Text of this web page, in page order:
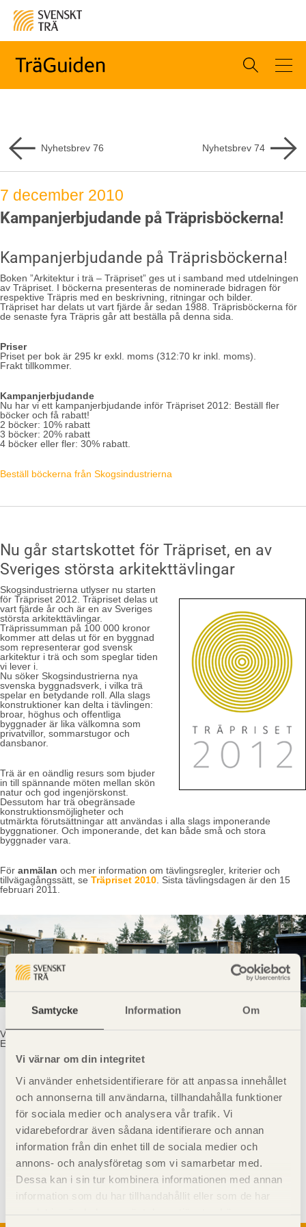
Samtycke Information Om
Vi värnar om din integritet
Vi använder enhetsidentifierare för att anpassa innehållet
och annonserna till användarna, tillhandahålla funktioner
för sociala medier och analysera vår trafik. Vi
vidarebefordrar även sådana identifierare och annan
information från din enhet till de sociala medier och
annons- och analysföretag som vi samarbetar med.
Dessa kan i sin tur kombinera informationen med annan
information som du har tillhandahållit eller som de har
Nyhetsbrev 76 Nyhetsbrev 74
7 december 2010
Kampanjerbjudande på Träprisböckerna!
Kampanjerbjudande på Träprisböckerna!
Boken ”Arkitektur i trä – Träpriset” ges ut i samband med utdelningen
av Träpriset. I böckerna presenteras de nominerade bidragen för
respektive Träpris med en beskrivning, ritningar och bilder.
Träpriset har delats ut vart fjärde år sedan 1988. Träprisböckerna för
de senaste fyra Träpris går att beställa på denna sida.
Priser
Priset per bok är 295 kr exkl. moms (312:70 kr inkl. moms).
Frakt tillkommer.
Kampanjerbjudande
Nu har vi ett kampanjerbjudande inför Träpriset 2012: Beställ fler
böcker och få rabatt!
2 böcker: 10% rabatt
3 böcker: 20% rabatt
4 böcker eller fler: 30% rabatt.
Beställ böckerna från Skogsindustrierna
Nu går startskottet för Träpriset, en av
Sveriges största arkitekttävlingar
Skogsindustrierna utlyser nu starten
för Träpriset 2012. Träpriset delas ut
vart fjärde år och är en av Sveriges
största arkitekttävlingar.
Träprissumman på 100 000 kronor
kommer att delas ut för en byggnad
som representerar god svensk
arkitektur i trä och som speglar tiden
vi lever i.
Nu söker Skogsindustrierna nya
svenska byggnadsverk, i vilka trä
spelar en betydande roll. Alla slags
konstruktioner kan delta i tävlingen:
broar, höghus och offentliga
byggnader är lika välkomna som
privatvillor, sommarstugor och
dansbanor.
Trä är en oändlig resurs som bjuder
in till spännande möten mellan skön
natur och god ingenjörskonst.
Dessutom har trä obegränsade
konstruktionsmöjligheter och
utmärkta förutsättningar att användas i alla slags imponerande
byggnationer. Och imponerande, det kan både små och stora
byggnader vara.
För anmälan och mer information om tävlingsregler, kriterier och
tillvägagångssätt, se Träpriset 2010 . Sista tävlingsdagen är den 15
februari 2011.
Vinnare av Träpriset 2008, Östra Kvarnskogen, Sollentuna. Foto: Åke
E:son Lindman.
Visa sajtkarta